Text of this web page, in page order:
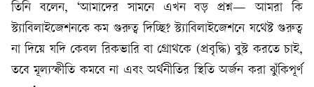
তিনি বলেন, ‘আমাদের সামনে এখন বড় প্রশ্ন— আমরা কি
স্ট্যাবিলাইজেশনকে কম গুরুত্ব দিচ্ছি? স্ট্যাবিলাইজেশনে যথেষ্ট গুরুত্ব
না দিয়ে যদি কেবল রিকভারি বা গ্রোথকে (প্রবৃদ্ধি) বুস্ট করতে চাই,
তবে মূল্যস্ফীতি কমবে না এবং অর্থনীতির স্থিতি অর্জন করা ঝুঁকিপূর্ণ